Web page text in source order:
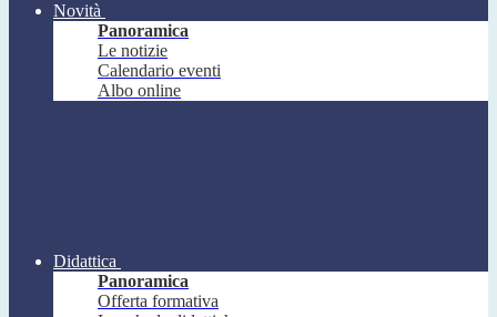
Novità
Panoramica
Le notizie
Calendario eventi
Albo online
Didattica
Panoramica
Offerta formativa